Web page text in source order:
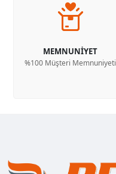
MEMNUNİYET
%100 Müşteri Memnuniyeti